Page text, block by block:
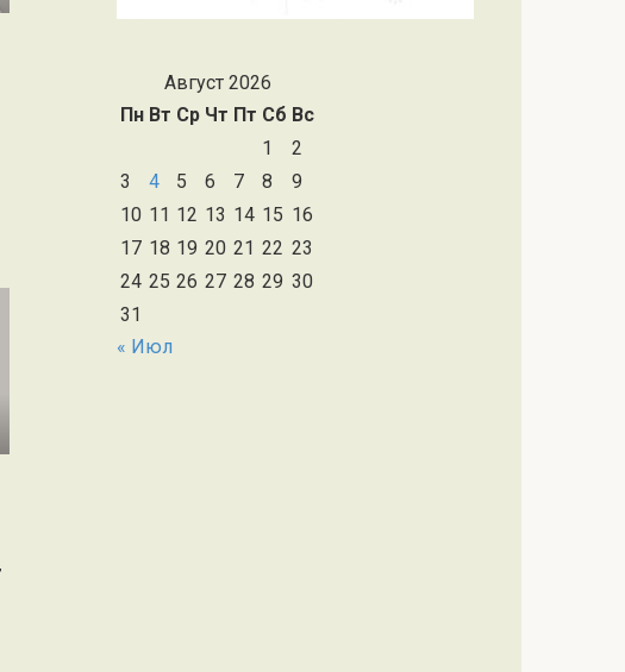
Август 2026
Пн Вт Ср Чт Пт Сб Вс
1
2
3
4 5 6 7 8
9
10 11 12 13 14 15 16
17 18 19 20 21 22 23
24 25 26 27 28 29 30
31
« Июл